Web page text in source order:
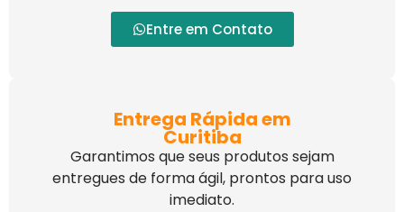
Entre em Contato
Entrega Rápida em
Curitiba
Garantimos que seus produtos sejam
entregues de forma ágil, prontos para uso
imediato.